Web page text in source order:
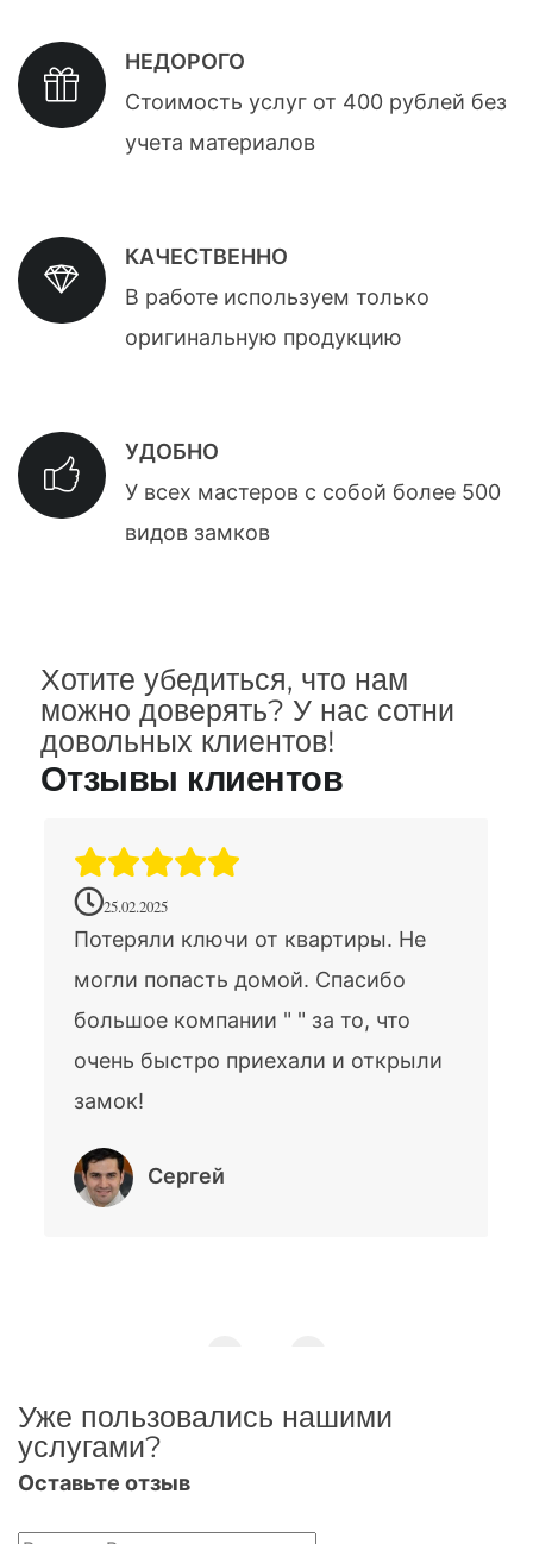
НЕДОРОГО
Стоимость услуг от 400 рублей без
учета материалов
КАЧЕСТВЕННО
В работе используем только
оригинальную продукцию
УДОБНО
У всех мастеров с собой более 500
видов замков
Хотите убедиться, что нам
можно доверять? У нас сотни
довольных клиентов!
Отзывы клиентов
25.02.2025
Потеряли ключи от квартиры. Не
могли попасть домой. Спасибо
большое компании " " за то, что
очень быстро приехали и открыли
замок!
Сергей
Уже пользовались нашими
услугами?
Оставьте отзыв